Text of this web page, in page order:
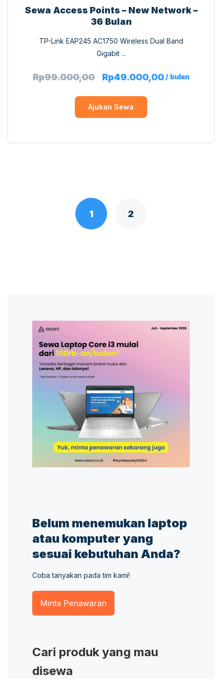
Sewa Access Points – New Network –
36 Bulan
TP-Link EAP245 AC1750 Wireless Dual Band
Gigabit ...
Rp99.000,00 Rp49.000,00 / bulan
Ajukan Sewa
1 2
Belum menemukan laptop
atau komputer yang
sesuai kebutuhan Anda?
Coba tanyakan pada tim kami!
Minta Penawaran
Cari produk yang mau
disewa